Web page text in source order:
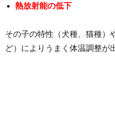
熱放射能の低下
その子の特性（犬種、猫種）
ど）によりうまく体温調整が